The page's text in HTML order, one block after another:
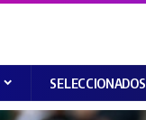
SELECCIONADOS